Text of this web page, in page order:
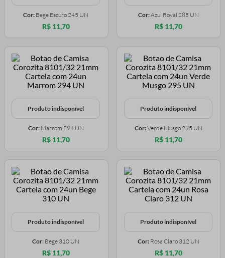
Cor: Bege Escuro 245 UN
R$ 11,70
Cor:Azul Royal 285 UN
R$ 11,70
Produto indisponível
Cor: Marrom 294 UN
R$ 11,70
Produto indisponível
Cor:Verde Musgo 295 UN
R$ 11,70
Produto indisponível
Cor: Bege 310 UN
R$ 11,70
Produto indisponível
Cor: Rosa Claro 312 UN
R$ 11,70